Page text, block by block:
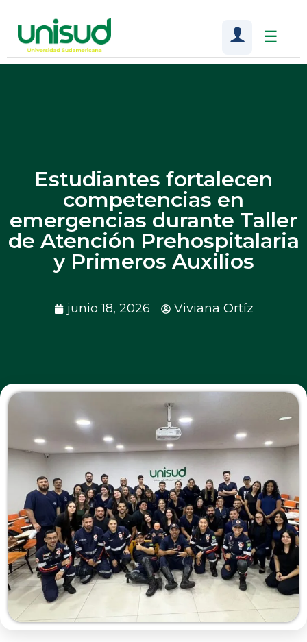
☰
Estudiantes fortalecen
competencias en
emergencias durante Taller
de Atención Prehospitalaria
y Primeros Auxilios
junio 18, 2026 Viviana Ortíz